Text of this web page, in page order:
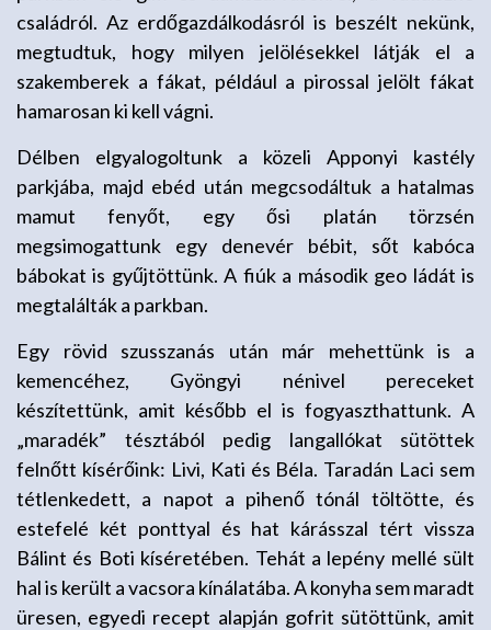
családról. Az erdőgazdálkodásról is beszélt nekünk,
megtudtuk, hogy milyen jelölésekkel látják el a
szakemberek a fákat, például a pirossal jelölt fákat
hamarosan ki kell vágni.
Délben elgyalogoltunk a közeli Apponyi kastély
parkjába, majd ebéd után megcsodáltuk a hatalmas
mamut fenyőt, egy ősi platán törzsén
megsimogattunk egy denevér bébit, sőt kabóca
bábokat is gyűjtöttünk. A fiúk a második geo ládát is
megtalálták a parkban.
Egy rövid szusszanás után már mehettünk is a
kemencéhez, Gyöngyi nénivel pereceket
készítettünk, amit később el is fogyaszthattunk. A
„maradék” tésztából pedig langallókat sütöttek
felnőtt kísérőink: Livi, Kati és Béla. Taradán Laci sem
tétlenkedett, a napot a pihenő tónál töltötte, és
estefelé két ponttyal és hat kárásszal tért vissza
Bálint és Boti kíséretében. Tehát a lepény mellé sült
hal is került a vacsora kínálatába. A konyha sem maradt
üresen, egyedi recept alapján gofrit sütöttünk, amit